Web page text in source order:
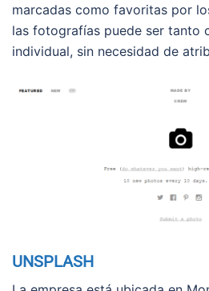
marcadas como favoritas por
las fotografías puede ser tanto
individual, sin necesidad de
UNSPLASH